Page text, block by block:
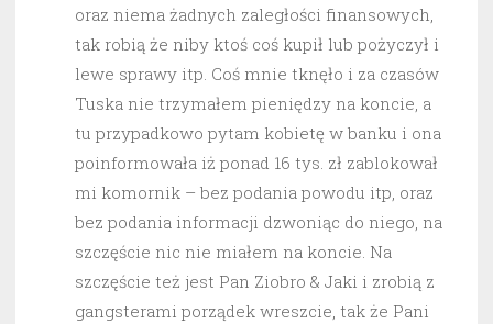
oraz niema żadnych zaległości finansowych,
tak robią że niby ktoś coś kupił lub pożyczył i
lewe sprawy itp. Coś mnie tknęło i za czasów
Tuska nie trzymałem pieniędzy na koncie, a
tu przypadkowo pytam kobietę w banku i ona
poinformowała iż ponad 16 tys. zł zablokował
mi komornik – bez podania powodu itp, oraz
bez podania informacji dzwoniąc do niego, na
szczęście nic nie miałem na koncie. Na
szczęście też jest Pan Ziobro & Jaki i zrobią z
gangsterami porządek wreszcie, tak że Pani